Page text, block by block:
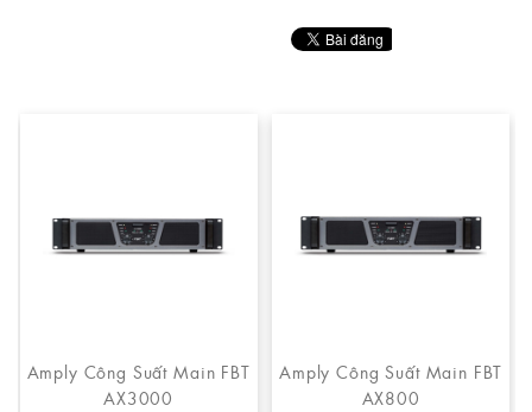
Amply Công Suất Main FBT
AX3000
Amply Công Suất Main FBT
AX800